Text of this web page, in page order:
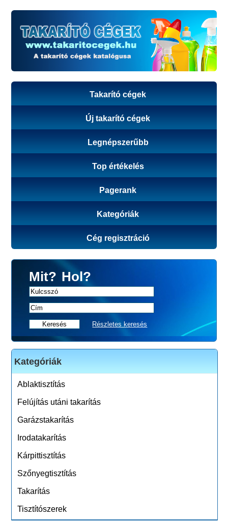
Takarító cégek
Új takarító cégek
Legnépszerűbb
Top értékelés
Pagerank
Kategóriák
Cég regisztráció
Mit? Hol?
Részletes keresés
Kategóriák
Ablaktisztítás
Felújítás utáni takarítás
Garázstakarítás
Irodatakarítás
Kárpittisztítás
Szőnyegtisztítás
Takarítás
Tisztítószerek